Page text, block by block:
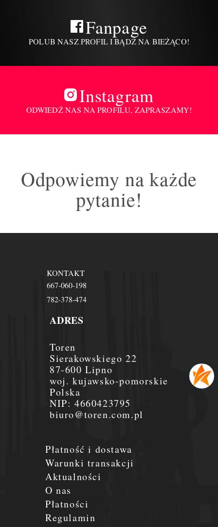
Fanpage
POLUB NASZ PROFIL I BĄDŹ NA BIEŻĄCO!
Instagram
ODWIEDŹ NAS NA PROFILU, ZAPRASZAMY!
Odpowiemy na każde
pytanie!
Płatność i dostawa
Warunki transakcji
Aktualności
O nas
Płatności
Regulamin
ADRES
Toren
Sierakowskiego 22
87-600 Lipno
woj. kujawsko-pomorskie
Polska
NIP:4660423795
biuro@toren.com.pl
KONTAKT
667-060-198
782-378-474